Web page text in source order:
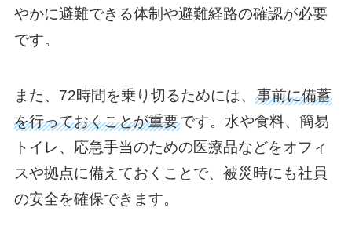
やかに避難できる体制や避難経路の確認が必要
です。
また、72時間を乗り切るためには、 事前に備蓄
を行っておくことが重要です。水や食料、簡易
トイレ、応急手当のための医療品などをオフィ
スや拠点に備えておくことで、被災時にも社員
の安全を確保できます。